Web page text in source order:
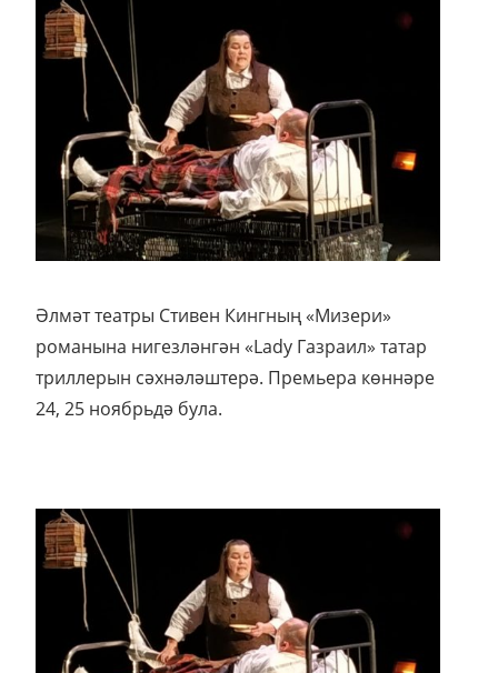
Әлмәт театры Стивен Кингның «Мизери»
романына нигезләнгән «Lady Газраил» татар
триллерын сәхнәләштерә. Премьера көннәре
24, 25 ноябрьдә була.